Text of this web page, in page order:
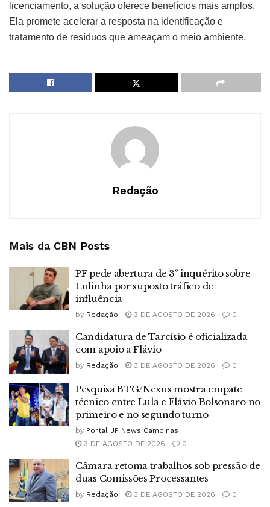
licenciamento, a solução oferece benefícios mais amplos.
Ela promete acelerar a resposta na identificação e
tratamento de resíduos que ameaçam o meio ambiente.
Redação
Mais da CBN Posts
PF pede abertura de 3º inquérito sobre
Lulinha por suposto tráfico de
influência
by Redação 3 DE AGOSTO DE 2026 0
Candidatura de Tarcísio é oficializada
com apoio a Flávio
by Redação 3 DE AGOSTO DE 2026 0
Pesquisa BTG/Nexus mostra empate
técnico entre Lula e Flávio Bolsonaro no
primeiro e no segundo turno
by Portal JP News Campinas
3 DE AGOSTO DE 2026
0
Câmara retoma trabalhos sob pressão de
duas Comissões Processantes
by Redação 3 DE AGOSTO DE 2026 0